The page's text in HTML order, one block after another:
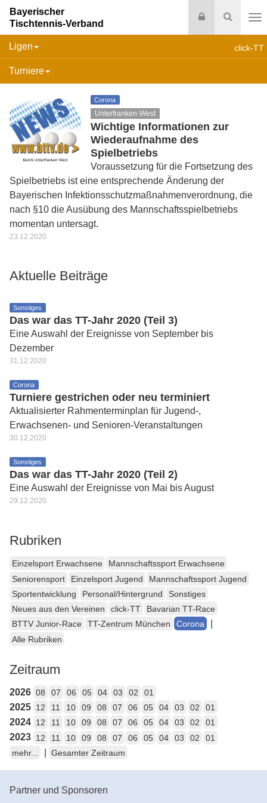
Suche
Login
Bayerischer
Tischtennis-Verband
click-TT
Ligen
Turniere
Corona
Unterfranken-West
Wichtige Informationen zur
Wiederaufnahme des
Spielbetriebs
Voraussetzung für die Fortsetzung des
Spielbetriebs ist eine entsprechende Änderung der
Bayerischen Infektionsschutzmaßnahmenverordnung, die
nach §10 die Ausübung des Mannschaftsspielbetriebs
momentan untersagt.
23.12.2020
Aktuelle Beiträge
Sonstiges
Das war das TT-Jahr 2020 (Teil 3)
Eine Auswahl der Ereignisse von September bis
Dezember
31.12.2020
Corona
Turniere gestrichen oder neu terminiert
Aktualisierter Rahmenterminplan für Jugend-,
Erwachsenen- und Senioren-Veranstaltungen
30.12.2020
Sonstiges
Das war das TT-Jahr 2020 (Teil 2)
Eine Auswahl der Ereignisse von Mai bis August
29.12.2020
Rubriken
Einzelsport Erwachsene
Mannschaftssport Erwachsene
Seniorensport
Einzelsport Jugend
Mannschaftssport Jugend
Sportentwicklung
Personal/Hintergrund
Sonstiges
Neues aus den Vereinen
click-TT
Bavarian TT-Race
BTTV Junior-Race
TT-Zentrum München Corona
Alle Rubriken
Zeitraum
2026 08 07 06 05 04 03 02 01
2025 12 11 10 09 08 07 06 05 04 03 02 01
2024 12 11 10 09 08 07 06 05 04 03 02 01
2023 12 11 10 09 08 07 06 05 04 03 02
01
mehr...
Gesamter Zeitraum
Partner und Sponsoren